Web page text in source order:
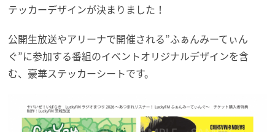
テッカーデザインが決まりました！
公開生放送やアリーナで開催される”ふぁんみーてぃん
ぐ”に参加する番組のイベントオリジナルデザインを含
む、豪華ステッカーシートです。